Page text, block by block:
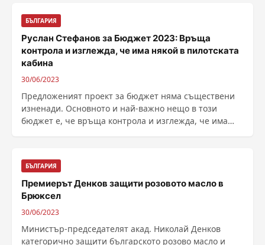
БЪЛГАРИЯ
Руслан Стефанов за Бюджет 2023: Връща
контрола и изглежда, че има някой в пилотската
кабина
30/06/2023
Предложеният проект за бюджет няма съществени
изненади. Основното и най-важно нещо в този
бюджет е, че връща контрола и изглежда, че има
БЪЛГАРИЯ
Премиерът Денков защити розовото масло в
Брюксел
30/06/2023
Министър-председателят акад. Николай Денков
категорично защити българското розово масло и